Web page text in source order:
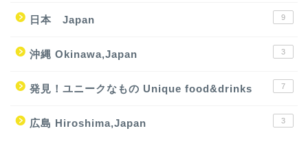
日本 Japan 9
沖縄 Okinawa,Japan 3
発見！ユニークなもの Unique food&drinks 7
広島 Hiroshima,Japan 3